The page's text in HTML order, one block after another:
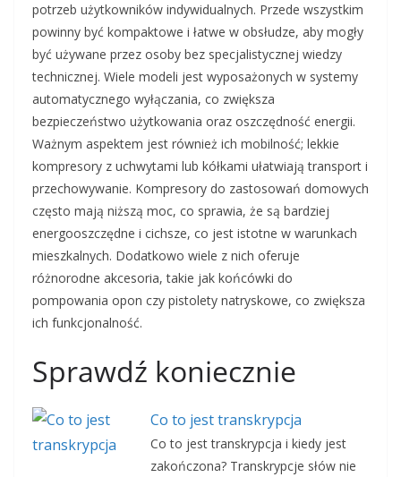
potrzeb użytkowników indywidualnych. Przede wszystkim
powinny być kompaktowe i łatwe w obsłudze, aby mogły
być używane przez osoby bez specjalistycznej wiedzy
technicznej. Wiele modeli jest wyposażonych w systemy
automatycznego wyłączania, co zwiększa
bezpieczeństwo użytkowania oraz oszczędność energii.
Ważnym aspektem jest również ich mobilność; lekkie
kompresory z uchwytami lub kółkami ułatwiają transport i
przechowywanie. Kompresory do zastosowań domowych
często mają niższą moc, co sprawia, że są bardziej
energooszczędne i cichsze, co jest istotne w warunkach
mieszkalnych. Dodatkowo wiele z nich oferuje
różnorodne akcesoria, takie jak końcówki do
pompowania opon czy pistolety natryskowe, co zwiększa
ich funkcjonalność.
Sprawdź koniecznie
Co to jest transkrypcja
Co to jest transkrypcja i kiedy jest
zakończona? Transkrypcje słów nie